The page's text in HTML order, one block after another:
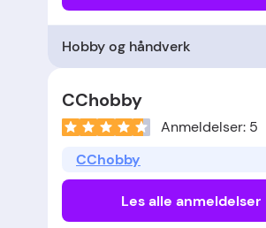
Hobby og håndverk
CChobby
Anmeldelser: 5
CChobby
Les alle anmeldelser